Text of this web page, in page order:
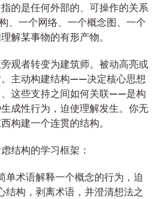
的是任何外部的、可操作的关系
、一个网络、一个概念图、一个
解某事物的有形产物。
观者转变为建筑师。被动高亮或
主动构建结构——决定核心思想
这些支持之间如何关联——是构
成性行为，迫使理解发生。你无
构建一个连贯的结构。
结构的学习框架：
单术语解释一个概念的行为，迫
结构，剥离术语，并澄清想法之